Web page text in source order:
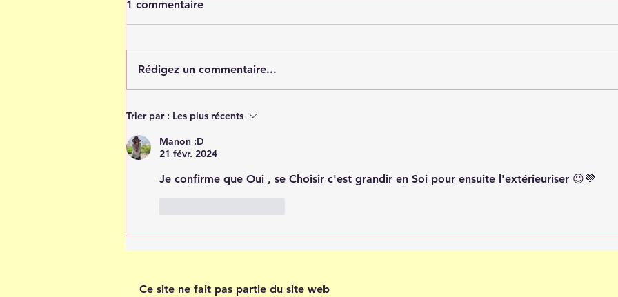
Tout est possible quand tu
Recevoir en confiance
1 commentaire
Rédigez un commentaire...
Trier par : Les plus récents
Manon :D
21 févr. 2024
Je confirme que Oui , se Choisir c'est grandir en Soi pour ensuite l'extérieuriser 😉💜
Ce site ne fait pas partie du site web